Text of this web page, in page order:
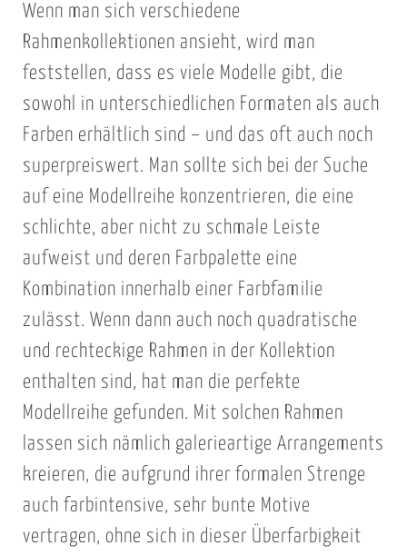
Wenn man sich verschiedene
Rahmenkollektionen ansieht, wird man
feststellen, dass es viele Modelle gibt, die
sowohl in unterschiedlichen Formaten als auch
Farben erhältlich sind – und das oft auch noch
superpreiswert. Man sollte sich bei der Suche
auf eine Modellreihe konzentrieren, die eine
schlichte, aber nicht zu schmale Leiste
aufweist und deren Farbpalette eine
Kombination innerhalb einer Farbfamilie
zulässt. Wenn dann auch noch quadratische
und rechteckige Rahmen in der Kollektion
enthalten sind, hat man die perfekte
Modellreihe gefunden. Mit solchen Rahmen
lassen sich nämlich galerieartige Arrangements
kreieren, die aufgrund ihrer formalen Strenge
auch farbintensive, sehr bunte Motive
vertragen, ohne sich in dieser Überfarbigkeit